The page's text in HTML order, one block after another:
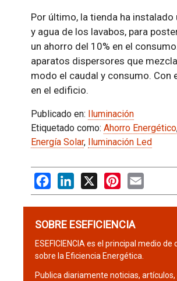
Por último, la tienda ha
y agua de los lavabos, para
un ahorro del 10% en el
aparatos dispersores que
modo el caudal y consumo. Con
en el edificio.
Publicado en: Iluminación
Etiquetado como: Ahorro Energético
Energía Solar, Iluminación Led
FacebookLinkedIn
X PinterestEmail
SOBRE ESEFICIENCIA
ESEFICIENCIA es el principal medio
sobre la Eficiencia Energética.
Publica diariamente noticias, artículos,